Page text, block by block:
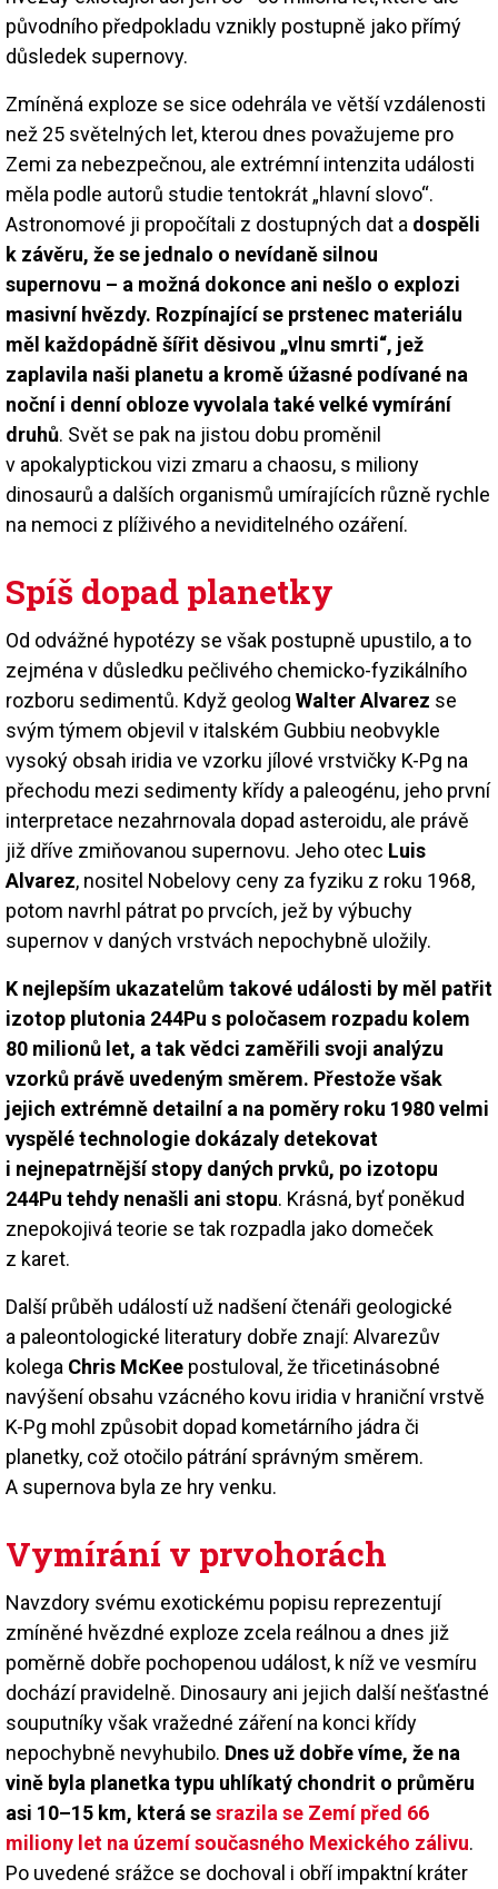
původního předpokladu vznikly postupně jako přímý
důsledek supernovy.
Zmíněná exploze se sice odehrála ve větší vzdálenosti
než 25 světelných let, kterou dnes považujeme pro
Zemi za nebezpečnou, ale extrémní intenzita události
měla podle autorů studie tentokrát „hlavní slovo“.
Astronomové ji propočítali z dostupných dat a dospěli
k závěru, že se jednalo o nevídaně silnou
supernovu – a možná dokonce ani nešlo o explozi
masivní hvězdy. Rozpínající se prstenec materiálu
měl každopádně šířit děsivou „vlnu smrti“, jež
zaplavila naši planetu a kromě úžasné podívané na
noční i denní obloze vyvolala také velké vymírání
druhů. Svět se pak na jistou dobu proměnil
v apokalyptickou vizi zmaru a chaosu, s miliony
dinosaurů a dalších organismů umírajících různě rychle
na nemoci z plíživého a neviditelného ozáření.
Spíš dopad planetky
Od odvážné hypotézy se však postupně upustilo, a to
zejména v důsledku pečlivého chemicko-fyzikálního
rozboru sedimentů. Když geolog Walter Alvarez se
svým týmem objevil v italském Gubbiu neobvykle
vysoký obsah iridia ve vzorku jílové vrstvičky K-Pg na
přechodu mezi sedimenty křídy a paleogénu, jeho první
interpretace nezahrnovala dopad asteroidu, ale právě
již dříve zmiňovanou supernovu. Jeho otec Luis
Alvarez, nositel Nobelovy ceny za fyziku z roku 1968,
potom navrhl pátrat po prvcích, jež by výbuchy
supernov v daných vrstvách nepochybně uložily.
K nejlepším ukazatelům takové události by měl patřit
izotop plutonia 244Pu s poločasem rozpadu kolem
80 milionů let, a tak vědci zaměřili svoji analýzu
vzorků právě uvedeným směrem. Přestože však
jejich extrémně detailní a na poměry roku 1980 velmi
vyspělé technologie dokázaly detekovat
i nejnepatrnější stopy daných prvků, po izotopu
244Pu tehdy nenašli ani stopu. Krásná, byť poněkud
znepokojivá teorie se tak rozpadla jako domeček
z karet.
Další průběh událostí už nadšení čtenáři geologické
a paleontologické literatury dobře znají: Alvarezův
kolega Chris McKee postuloval, že třicetinásobné
navýšení obsahu vzácného kovu iridia v hraniční vrstvě
K-Pg mohl způsobit dopad kometárního jádra či
planetky, což otočilo pátrání správným směrem.
A supernova byla ze hry venku.
Vymírání v prvohorách
Navzdory svému exotickému popisu reprezentují
zmíněné hvězdné exploze zcela reálnou a dnes již
poměrně dobře pochopenou událost, k níž ve vesmíru
dochází pravidelně. Dinosaury ani jejich další nešťastné
souputníky však vražedné záření na konci křídy
nepochybně nevyhubilo. Dnes už dobře víme, že na
vině byla planetka typu uhlíkatý chondrit o průměru
asi 10–15 km, která sesrazila se Zemí před 66
miliony let na území současného Mexického zálivu.
Po uvedené srážce se dochoval i obří impaktní kráter